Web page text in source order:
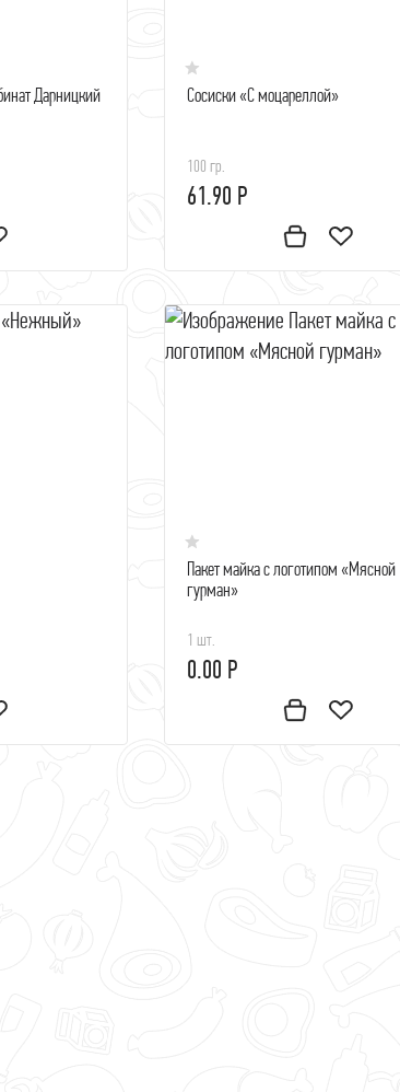
Дарницкий
Сосиски «С моцареллой»
100 гр.
61.90 Р
Пакет майка с логотипом «Мясной
гурман»
1 шт.
0.00 Р